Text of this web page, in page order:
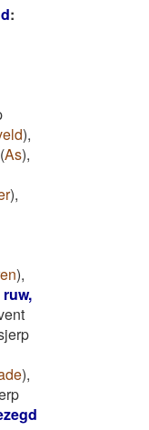
:
),
(As),
),
),
ruw,
),